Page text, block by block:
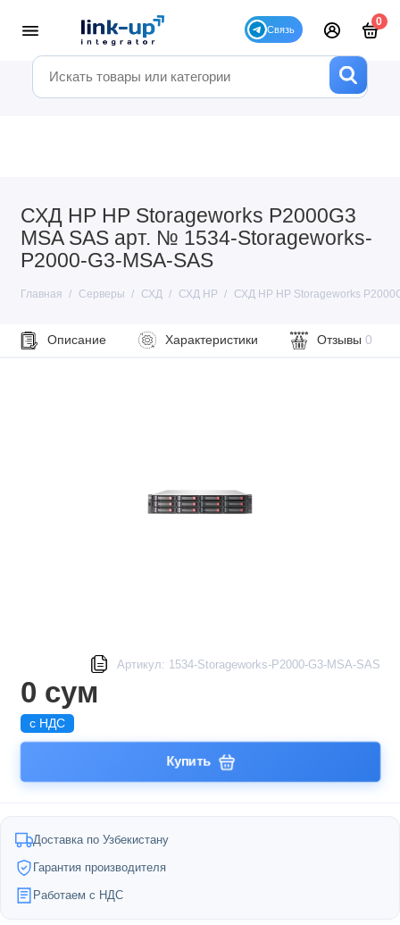
0
СХД HP HP Storageworks P2000G3
MSA SAS арт. № 1534-Storageworks-
P2000-G3-MSA-SAS
Главная Серверы СХД СХД HP СХД HP HP Storageworks
Описание Характеристики Отзывы 0
Артикул: 1534-Storageworks-P2000-G3-MSA-SAS
0 сум
с НДС
Купить
Доставка по Узбекистану
Гарантия производителя
Работаем с НДС